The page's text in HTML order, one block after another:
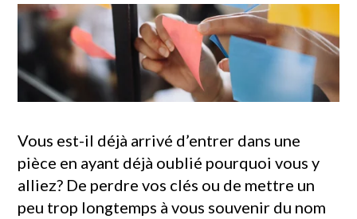
Vous est-il déjà arrivé d’entrer dans une
pièce en ayant déjà oublié pourquoi vous y
alliez? De perdre vos clés ou de mettre un
peu trop longtemps à vous souvenir du nom